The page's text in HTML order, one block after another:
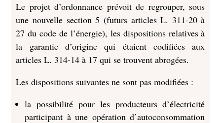
Le projet d’ordonnance prévoit de regrouper, sous
une nouvelle section 5 (futurs articles L. 311-20 à
27 du code de l’énergie), les dispositions relatives à
la garantie d’origine qui étaient codifiées aux
articles L. 314-14 à 17 qui se trouvent abrogées.
Les dispositions suivantes ne sont pas modifiées :
la possibilité pour les producteurs d’électricité
participant à une opération d’autoconsommation